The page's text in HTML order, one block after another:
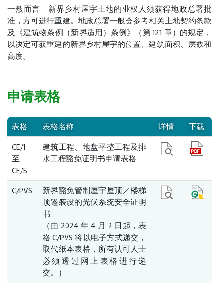
一般而言，新界乡村屋宇土地的业权人须获得地政总署批
准，方可进行重建。地政总署一般会参考相关土地契约条款
及《建筑物条例（新界适用）条例》（第 121 章）的规定，
以决定可获重建的新界乡村屋宇的位置、建筑面积、层数和
高度。
申请表格
表格 表格名称 详情
下载
CE/1
至
CE/5
建筑工程、地盘平整工程及排
水工程豁免证明书申请表格
C/PVS
新界豁免管制屋宇屋顶／楼梯
顶篷装设的光伏系统安全证明
书
（由 2024 年 4 月 2 日起，表
格 C/PVS 将以电子方式递交，
取代纸本表格，所有认可人士
必须透过网上表格进行递
交。）